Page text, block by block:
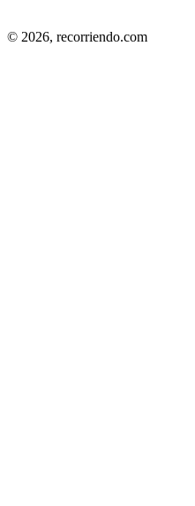
© 2026, recorriendo.com